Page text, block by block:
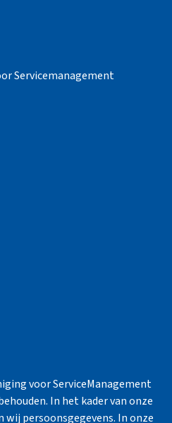
Servicemanagement
voor ServiceManagement
In het kader van onze
persoonsgegevens. In onze